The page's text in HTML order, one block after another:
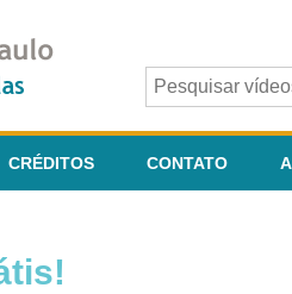
CRÉDITOS CONTATO